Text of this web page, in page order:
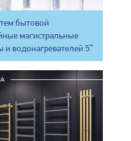
бытовой
магистральные
водонагревателей 5”